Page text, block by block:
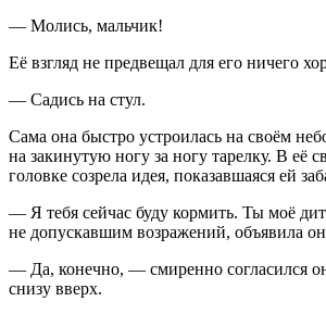
— Молись, мальчик!
Её взгляд не предвещал для его ничего
— Садись на стул.
Сама она быстро устроилась на своём
на закинутую ногу за ногу тарелку. В её
головке созрела идея, показавшаяся ей
— Я тебя сейчас буду кормить. Ты моё
не допускавшим возражений, объявила
— Да, конечно, — смиренно согласился
снизу вверх.